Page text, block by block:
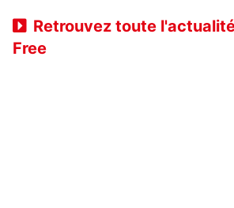
Retrouvez toute
Free